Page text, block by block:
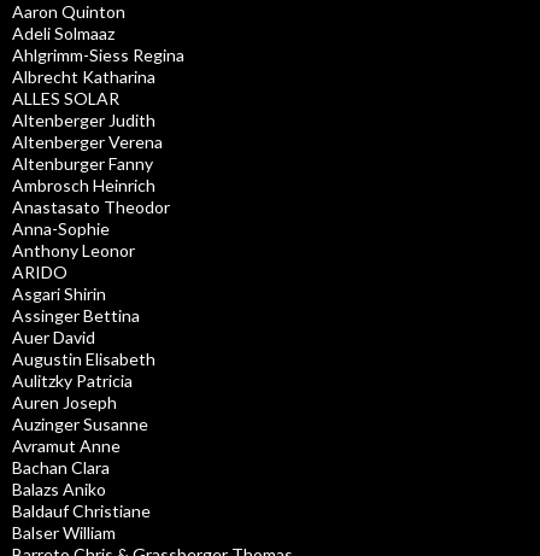
Aaron Quinton
Adeli Solmaaz
Ahlgrimm-Siess Regina
Albrecht Katharina
ALLES SOLAR
Altenberger Judith
Altenberger Verena
Altenburger Fanny
Ambrosch Heinrich
Anastasato Theodor
Anna-Sophie
Anthony Leonor
ARIDO
Asgari Shirin
Assinger Bettina
Auer David
Augustin Elisabeth
Aulitzky Patricia
Auren Joseph
Auzinger Susanne
Avramut Anne
Bachan Clara
Balazs Aniko
Baldauf Christiane
Balser William